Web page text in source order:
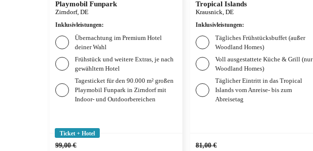
Playmobil Funpark
Zirndorf, DE
Inklusivleistungen:
Übernachtung im Premium Hotel
deiner Wahl
Frühstück und weitere Extras, je nach
gewähltem Hotel
Tagesticket für den 90.000 m² großen
Playmobil Funpark in Zirndorf mit
Indoor- und Outdoorbereichen
Ticket + Hotel
99,00 €
Tropical Islands
Krausnick, DE
Inklusivleistungen:
Tägliches Frühstücksbuffet (außer
Woodland Homes)
Voll ausgestattete Küche & Grill (nur
Woodland Homes)
Täglicher Eintritt in das Tropical
Islands vom Anreise- bis zum
Abreisetag
81,00 €